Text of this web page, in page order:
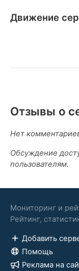
Движение
Отзывы о
Нет
Обсуждение
пользователям.
Мониторинг и
Рейтинг,
Добавить
Помощь
Реклама на